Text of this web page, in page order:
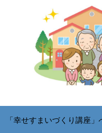
「幸せすまいづくり講座」